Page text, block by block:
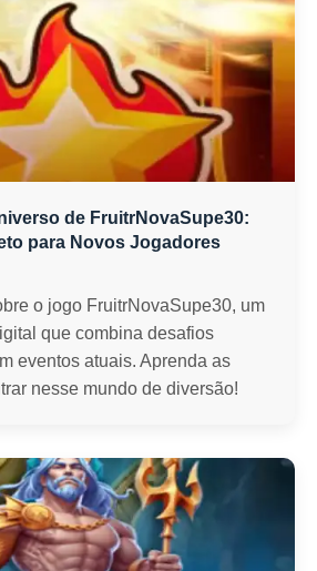
de FruitrNovaSupe30:
para Novos Jogadores
o jogo FruitrNovaSupe30, um
que combina desafios
eventos atuais. Aprenda as
nesse mundo de diversão!